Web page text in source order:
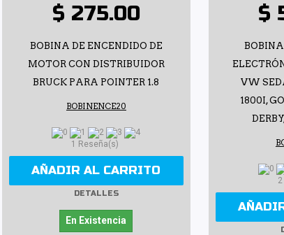
$ 275.00
BOBINA DE ENCENDIDO DE
MOTOR CON DISTRIBUIDOR
BRUCK PARA POINTER 1.8
BOBINENCE20
1 Reseña(s)
AÑADIR AL CARRITO
DETALLES
En Existencia
$
VW
1800I,